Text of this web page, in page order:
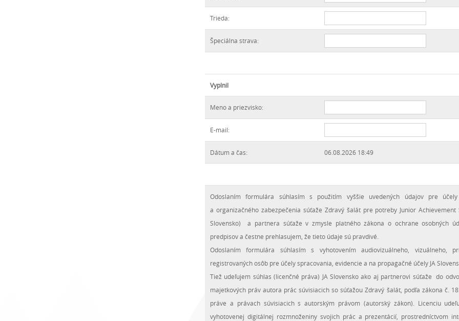
Trieda:
Špeciálna strava:
Vyplnil
Meno a priezvisko:
E-mail:
Dátum a čas: 06.08.2026 18:49
Odoslaním formulára súhlasím s použitím vyššie uvedených údajov pre účely
a organizačného zabezpečenia súťaže Zdravý šalát pre potreby Junior Achievement
Slovensko) a partnera súťaže v zmysle platného zákona o ochrane osobných
predpisov a čestne prehlasujem, že tieto údaje sú pravdivé.
Odoslaním formulára súhlasím s vyhotovením audiovizuálneho, vizuálneho,
registrovaných osôb pre účely spracovania, evidencie a na propagačné účely JA
Tiež udeľujem súhlas (licenčné práva) JA Slovensko ako aj partnerovi súťaže do
majetkových práv autora prác súvisiacich so súťažou Zdravý šalát, podľa zákona č.
práve a právach súvisiacich s autorským právom (autorský zákon). Licenciu
vyhotovenej digitálnej rozmnoženiny svojich prác a prezentácií, prostredníctvom